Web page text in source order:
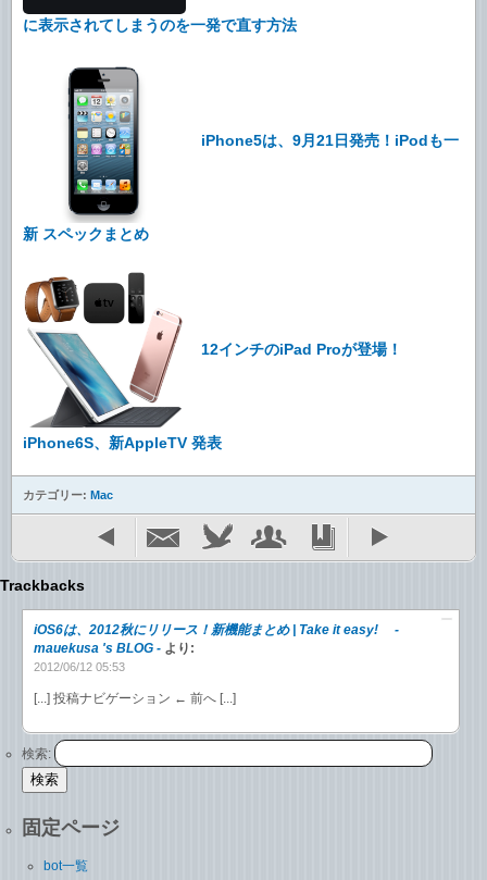
に表示されてしまうのを一発で直す方法
iPhone5は、9月21日発売！iPodも一
新 スペックまとめ
12インチのiPad Proが登場！
iPhone6S、新AppleTV 発表
カテゴリー: Mac
Trackbacks
iOS6は、2012秋にリリース！新機能まとめ | Take it easy! -
mauekusa 's BLOG - より:
2012/06/12 05:53
[...] 投稿ナビゲーション ← 前へ [...]
検索:
固定ページ
bot一覧